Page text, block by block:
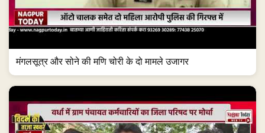
मंगलसूत्र और सोने की मणि चोरी के दो मामले उजागर